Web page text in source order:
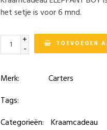
het setje is voor 6 mnd.
+
- TOEVOEGEN
Merk:
Carters
Tags:
Categorieën: Kraamcadeau